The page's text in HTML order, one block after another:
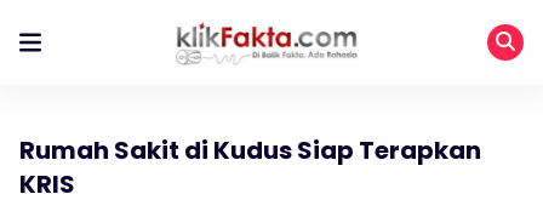
Rumah Sakit di Kudus Siap Terapkan
KRIS